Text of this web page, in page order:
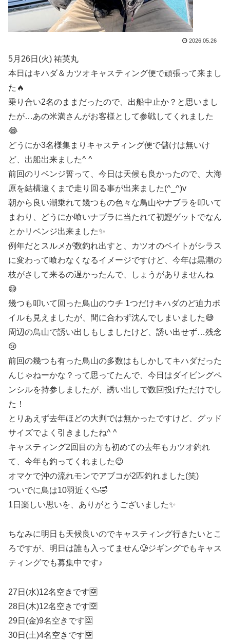
2026.05.26
5月26日(火) 祐英丸
本日はキハダ＆カツオキャスティング便で頑張って来まし
た🔥
乗り合い2名のままだったので、出船中止か？と思いまし
たが…あの米満さんがお客様として参戦してくれました
😂
どうにか3名様集まりキャスティング便で儲けは無いけ
ど、出船出来ました^ ^
前回のリベンジ誓って、今日は天候も良かったので、大海
原を結構遠くまで走り回る事が出来ました(^_^)v
朝から良い潮乗れて幾つもの色々な鳥山やナブラを叩いて
まわり、どうにか喰いナブラに当たれて初鰹ゲットでなん
とかリベンジ出来ました✨
例年だとスルメが数釣れ出すと、カツオのベイトがシラス
に変わって喰わなくなるイメージですけど、今年は黒潮の
枝がさして来るの遅かったんで、しょうがありませんね
😅
幾つも叩いて回った鳥山のウチ 1つだけキハダのど迫力ボ
イルも見えましたが、間に合わず沈んでしまいました😅
周辺の鳥山で誘い出しもしましたけど、誘い出せず…残念
😢
前回の幾つも有った鳥山の多数はもしかしてキハダだった
んじゃねーかな？って思ってたんで、今日はダイビングペ
ンシルを持参しましたが、誘い出しで数回投げただけでし
た！
とりあえず去年ほどの大判では無かったですけど、グッド
サイズでよく引きましたね^ ^
キャスティング2回目の方も初めての去年もカツオ釣れ
て、今年も釣ってくれました😉
オマケで沖の流れモンでアブコが2匹釣れました(笑)
ついでに鳥は10羽近く🦆🤣
1日楽しい思いを、ありがとうございました✨
ちなみに明日も天候良いのでキャスティング行きたいとこ
ろですが、明日は誰も入ってません🥲ジギングでもキャス
ティングでも募集中です♪
27日(水)12名空きです🈳
28日(木)12名空きです🈳
29日(金)9名空きです🈳
30日(土)4名空きです🈳